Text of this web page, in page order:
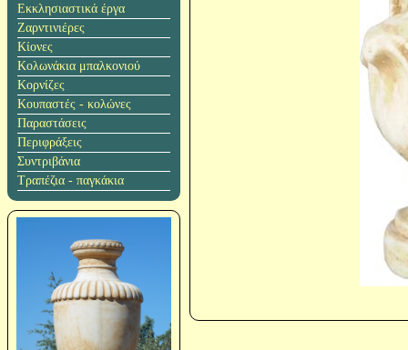
Εκκλησιαστικά έργα
Ζαρντινιέρες
Κίονες
Κολωνάκια μπαλκονιού
Κορνίζες
Κουπαστές - κολώνες
Παραστάσεις
Περιφράξεις
Συντριβάνια
Τραπέζια - παγκάκια